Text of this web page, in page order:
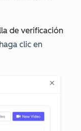
de verificación
clic en